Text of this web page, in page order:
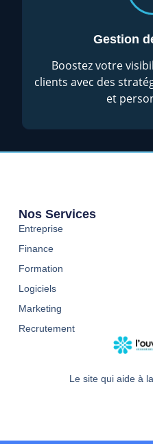
Gestion
Boostez votre
clients avec des
et
Le site qui aide à
Nos Services
Entreprise
Finance
Formation
Logiciels
Marketing
Recrutement